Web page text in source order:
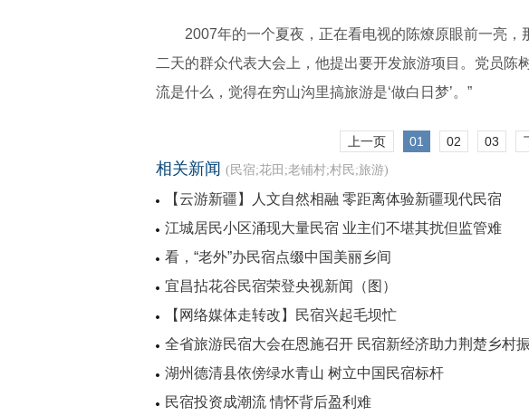
2007年的一个夏夜，正在看电视的陈燎原眼前一亮
二天的群众代表大会上，他提出要开发旅游项目。党员陈
流是什么，觉得在穷山沟里搞旅游是‘做白日梦’。”
上一页 01 02 03
相关新闻 (民宿;花田;老铺村;村民;旅游)
【云游新疆】人文自然相融 零距离体验新疆现代民宿
江城居民小区涌现大量民宿 业主们不堪其扰但监管难
看，“老外”办民宿点缀中国美丽乡间
宜昌拈花谷民宿荣登央视新闻（图）
【网络媒体走转改】民宿兴起毛坝忙
全省旅游民宿大会在恩施召开 民宿新经济助力荆楚乡村
湖州德清县依傍绿水青山 树立中国民宿标杆
民宿投资成潮流 情怀背后盈利难